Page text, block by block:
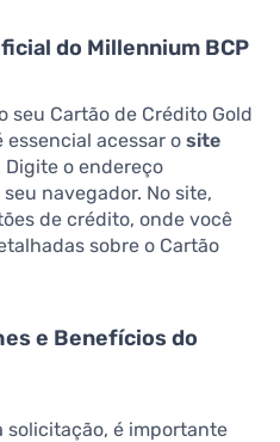
do Millennium BCP
seu Cartão de Crédito Gold
essencial acessar o site
Digite o endereço
seu navegador. No site,
de crédito, onde você
sobre o Cartão
e Benefícios do
solicitação, é importante